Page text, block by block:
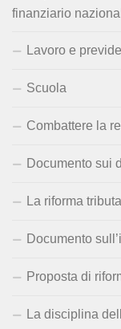
finanziario
Lavoro e
Scuola
Combattere la
Documento sui
La riforma
Documento
Proposta di
La disciplina